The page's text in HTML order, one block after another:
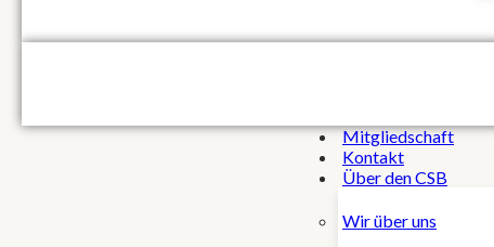
Mitgliedschaft
Kontakt
Über den CSB
Wir über uns